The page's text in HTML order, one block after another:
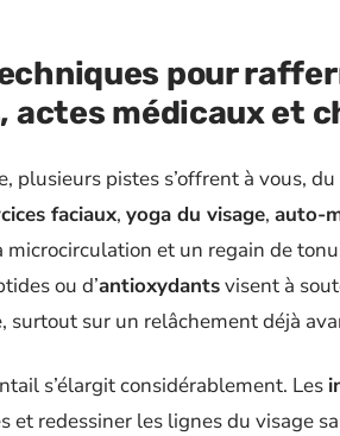
pour
actes médicaux et
plusieurs pistes s’offrent à vous,
faciaux, yoga du visage, auto-
et un regain de
ou d’antioxydantsvisent à
surtout sur un relâchement déjà
s’élargit considérablement. Les
redessiner les lignes du visage